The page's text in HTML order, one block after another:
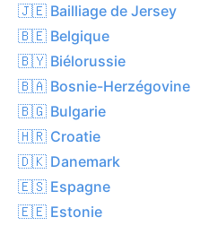
🇯🇪 Bailliage de Jersey
🇧🇪 Belgique
🇧🇾 Biélorussie
🇧🇦 Bosnie-Herzégovine
🇧🇬 Bulgarie
🇭🇷 Croatie
🇩🇰 Danemark
🇪🇸 Espagne
🇪🇪 Estonie